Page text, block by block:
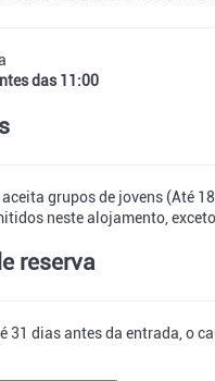
das 11:00
grupos de jovens (Até
neste alojamento,
reserva
31 dias antes da entrada, o